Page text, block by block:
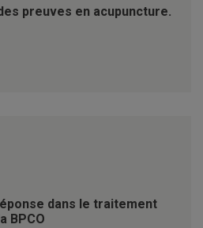
preuves en acupuncture.
dans le traitement
BPCO